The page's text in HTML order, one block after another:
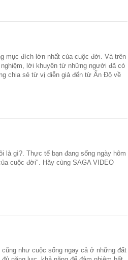
mục đích lớn nhất của cuộc đời. Và trên
lời khuyên từ những người đã có
chia sẻ từ vị diễn giả đến từ Ấn Độ về
là gì?. Thực tế bạn đang sống ngày hôm
cuộc đời". Hãy cùng SAGA VIDEO
như cuộc sống ngay cả ở những đất